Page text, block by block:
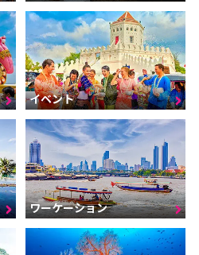
イベント
ワーケーション